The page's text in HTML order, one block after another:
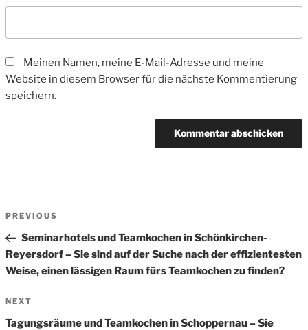
Meinen Namen, meine E-Mail-Adresse und meine
Website in diesem Browser für die nächste Kommentierung
speichern.
Beitrags-
Previous
Post
PREVIOUS
Seminarhotels und Teamkochen in Schönkirchen-
Reyersdorf – Sie sind auf der Suche nach der effizientesten
Weise, einen lässigen Raum fürs Teamkochen zu finden?
Next
Post
NEXT
Tagungsräume und Teamkochen in Schoppernau – Sie